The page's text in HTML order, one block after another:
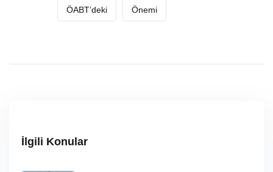
ÖABT’deki Önemi
İlgili Konular